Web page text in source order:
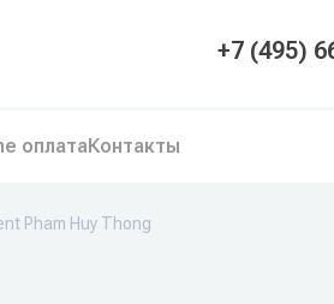
+7 (495)
оплатаКонтакты
Pham Huy Thong